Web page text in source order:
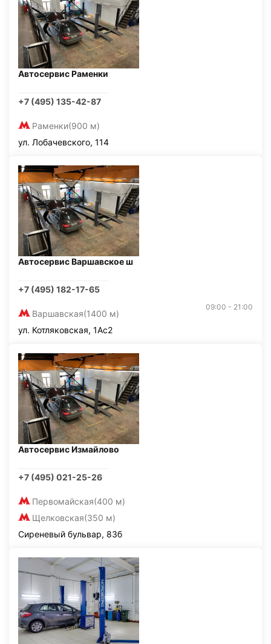
Автосервис Раменки
+7 (495) 135-42-87
Раменки(900 м)
ул. Лобачевского, 114
Автосервис Варшавское ш
+7 (495) 182-17-65
Варшавская(1400 м)
09:00 - 21:00
ул. Котляковская, 1Ас2
Автосервис Измайлово
+7 (495) 021-25-26
Первомайская(400 м)
Щелковская(350 м)
Сиреневый бульвар, 83б